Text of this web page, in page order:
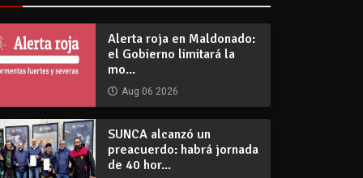
Alerta roja en Maldonado:
el Gobierno limitará la
mo...
Aug 06 2026
SUNCA alcanzó un
preacuerdo: habrá jornada
de 40 hor...